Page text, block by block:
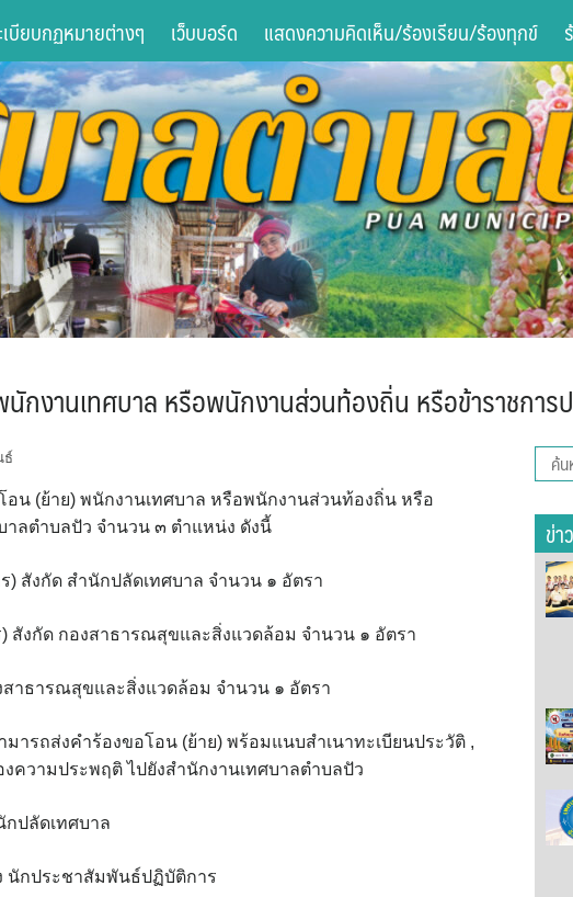
เบียบกฏหมายต่างๆ เว็บบอร์ด แสดงความคิดเห็น/ร้องเรียน/ร้องทุกข์
กงานเทศบาล หรือพนักงานส่วนท้องถิ่น หรือข้าราชการ
ธ์
อน (ย้าย) พนักงานเทศบาล หรือพนักงานส่วนท้องถิ่น หรือ
าลตำบลปัว จำนวน ๓ ตำแหน่ง ดังนี้
สังกัด สำนักปลัดเทศบาล จำนวน ๑ อัตรา
งกัด กองสาธารณสุขและสิ่งแวดล้อม จำนวน ๑ อัตรา
าธารณสุขและสิ่งแวดล้อม จำนวน ๑ อัตรา
ารถส่งคำร้องขอโอน (ย้าย) พร้อมแนบสำเนาทะเบียนประวัติ ,
วามประพฤติ ไปยังสำนักงานเทศบาลตำบลปัว
กปลัดเทศบาล
นักประชาสัมพันธ์ปฏิบัติการ
ค้นหา
สำหรั
ข่